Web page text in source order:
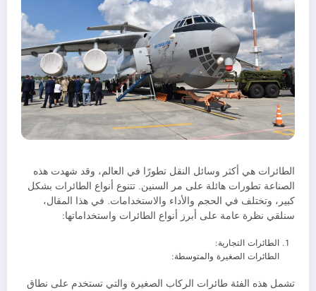
الطائرات هي أكثر وسائل النقل تطورًا في العالم، وقد شهدت هذه
الصناعة تطورات هائلة على مر السنين. تتنوع أنواع الطائرات بشكل
كبير، وتختلف في الحجم والأداء والاستخدامات. في هذا المقال،
سنلقي نظرة عامة على أبرز أنواع الطائرات واستخداماتها:
الطائرات التجارية:
الطائرات الصغيرة والمتوسطة:
تشمل هذه الفئة طائرات الركاب الصغيرة والتي تستخدم على نطاق